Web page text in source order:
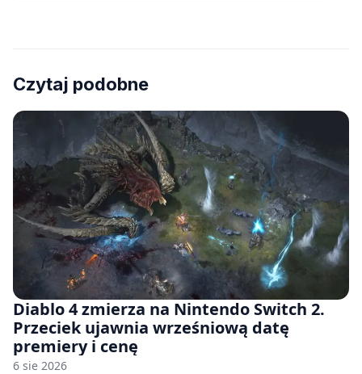
Czytaj podobne
Diablo 4 zmierza na Nintendo Switch 2.
Przeciek ujawnia wrześniową datę
premiery i cenę
6 sie 2026